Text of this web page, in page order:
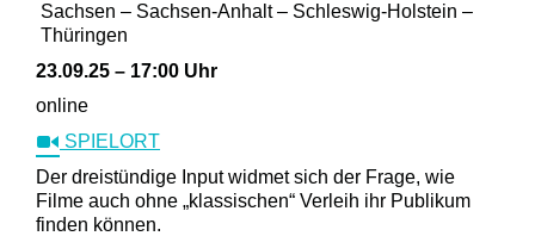
Sachsen – Sachsen-Anhalt – Schleswig-Holstein –
Thüringen
23.09.25 – 17:00 Uhr
online
SPIELORT
Der dreistündige Input widmet sich der Frage, wie
Filme auch ohne „klassischen“ Verleih ihr Publikum
finden können.